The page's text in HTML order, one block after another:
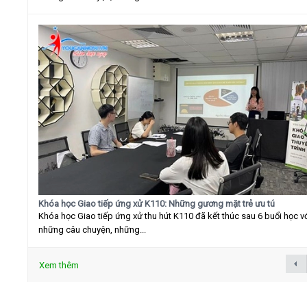
Khóa học Giao tiếp ứng xử K110: Những gương mặt trẻ ưu tú
Khóa học Giao tiếp ứng xử thu hút K110 đã kết thúc sau 6 buổi học
những câu chuyện, những...
Xem thêm